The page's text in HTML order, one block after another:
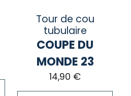
Tour de cou
tubulaire
COUPE DU
MONDE 23
14,90 €